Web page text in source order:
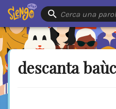
Cerca una
descanta